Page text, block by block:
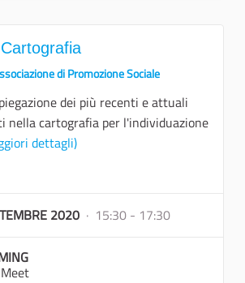
di Promozione Sociale
dei più recenti e attuali
nella cartografia per l'individuazione
dettagli)
categoria: Formazione
2020 · 15:30 - 17:30